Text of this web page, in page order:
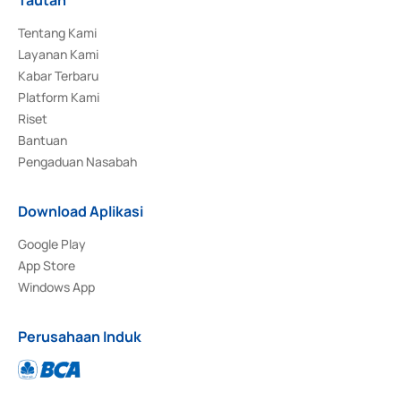
Tentang Kami
Layanan Kami
Kabar Terbaru
Platform Kami
Riset
Bantuan
Pengaduan Nasabah
Download Aplikasi
Google Play
App Store
Windows App
Perusahaan Induk